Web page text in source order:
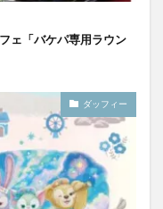
ェ「バケパ専用ラウン
ダッフィー